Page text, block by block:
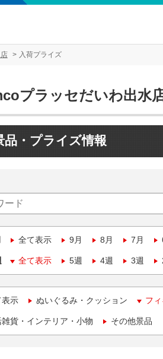
入荷プライズ
プラッセだいわ出水
品・プライズ情報
全て表示 9月 8月 7月
全て表示 5週 4週 3週
表示 ぬいぐるみ・クッション フ
貨・インテリア・小物 その他景品